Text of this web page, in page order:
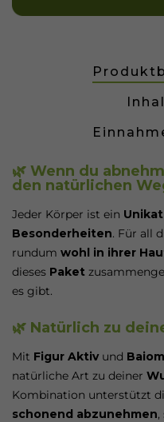
🌿 Wenn du
den natürlichen
Jeder Körper ist ein Unikat
Besonderheiten. Für all
rundum wohl in ihrer
dieses Paket
es gibt.
🌿 Natürlich zu
Mit Figur Aktiv und
natürliche Art zu deiner
Kombination unterstützt
schonend abzunehmen,